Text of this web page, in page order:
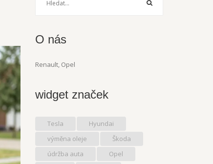
O nás
Renault, Opel
widget značek
Tesla
Hyundai
výměna oleje
Škoda
údržba auta
Opel